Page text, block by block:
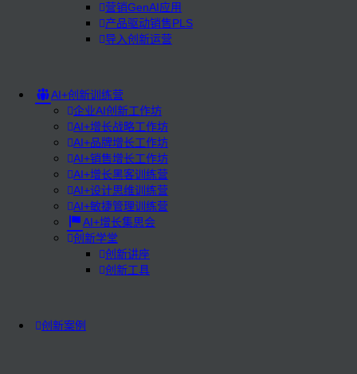
营销GenAI应用
产品驱动销售PLS
导入创新运营
AI+创新训练营
企业AI创新工作坊
AI+增长战略工作坊
AI+品牌增长工作坊
AI+销售增长工作坊
AI+增长黑客训练营
AI+设计思维训练营
AI+敏捷管理训练营
AI+增长集思会
创新学堂
创新讲座
创新工具
创新案例